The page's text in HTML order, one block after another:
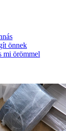
önnek
mi örömmel